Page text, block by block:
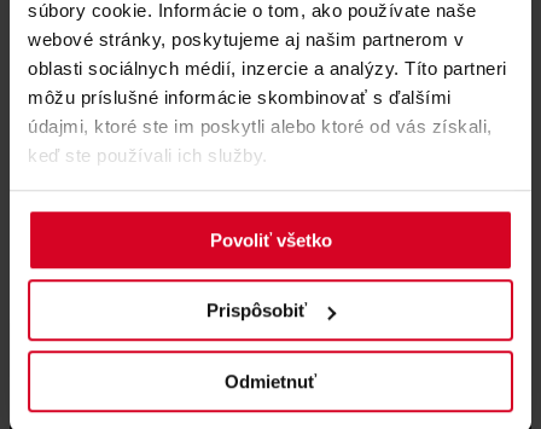
súbory cookie. Informácie o tom, ako používate naše
webové stránky, poskytujeme aj našim partnerom v
oblasti sociálnych médií, inzercie a analýzy. Títo partneri
môžu príslušné informácie skombinovať s ďalšími
údajmi, ktoré ste im poskytli alebo ktoré od vás získali,
keď ste používali ich služby.
Povoliť všetko
Prispôsobiť
Odmietnuť